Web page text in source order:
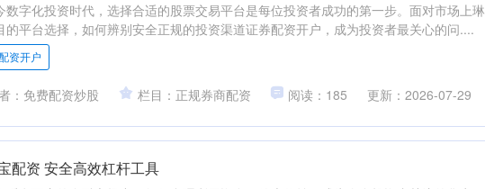
数字化投资时代，选择合适的股票交易平台是每位投资者成功的第一步。面对市场上琳
的平台选择，如何辨别安全正规的投资渠道证券配资开户，成为投资者最关心的问....
资开户
：免费配资炒股 栏目：正规券商配资 阅读：185 更新：2026-07-29
配资 安全高效杠杆工具